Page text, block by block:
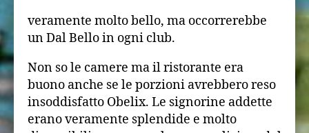
veramente molto bello, ma occorrerebbe
un Dal Bello in ogni club.
Non so le camere ma il ristorante era
buono anche se le porzioni avrebbero reso
insoddisfatto Obelix. Le signorine addette
erano veramente splendide e molto